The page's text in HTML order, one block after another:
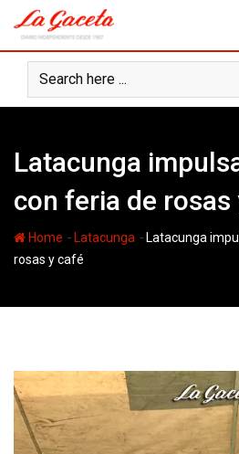
content
Latacunga
con feria de rosas
Home - Latacunga - Latacunga
rosas y café